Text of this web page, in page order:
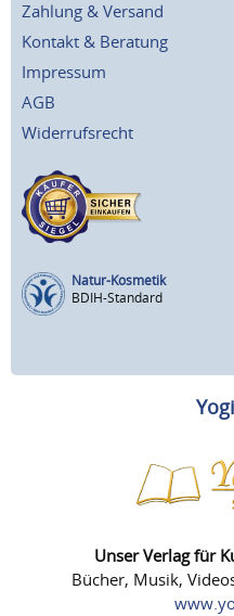
Zahlung & Versand
Kontakt & Beratung
Impressum
AGB
Widerrufsrecht
Natur-Kosmetik
BDIH-Standard
Unser Verlag für
Bücher, Musik,